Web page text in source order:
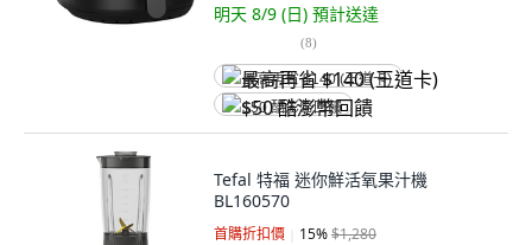
明天 8/9 (日) 預計送達
(8)
最高再省 $140 (王道卡)
$50 酷澎幣回饋
Tefal 特福 迷你鮮活氧果汁機
BL160570
首購折扣價 15%$1,280